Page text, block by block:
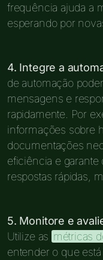
frequência ajuda a
esperando por
4. Integre a
de automação
mensagens e
rapidamente. Por
informações sobre
documentações
eficiência e
respostas rápidas,
5. Monitore e
Utilize as métricas
entender o que